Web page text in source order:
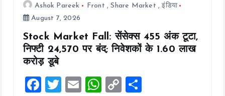
Ashok Pareek Front ,Share Market ,इंडिया
August 7, 2026
Stock Market Fall: सेंसेक्स 455 अंक टूटा,
निफ्टी 24,570 पर बंद; निवेशकों के ₹1.60 लाख
करोड़ डूबे
F
T
E
W
C